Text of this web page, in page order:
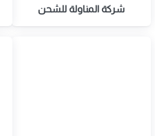
شركة المناولة للشحن